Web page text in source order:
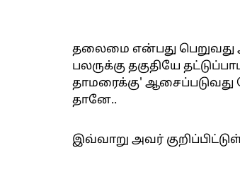
தலைமை என்பது பெறுவது
பலருக்கு தகுதியே
தாமரைக்கு' ஆசைப்படுவது
தானே..
இவ்வாறு அவர்